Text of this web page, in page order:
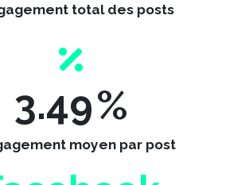
total des posts
3.49%
moyen par post